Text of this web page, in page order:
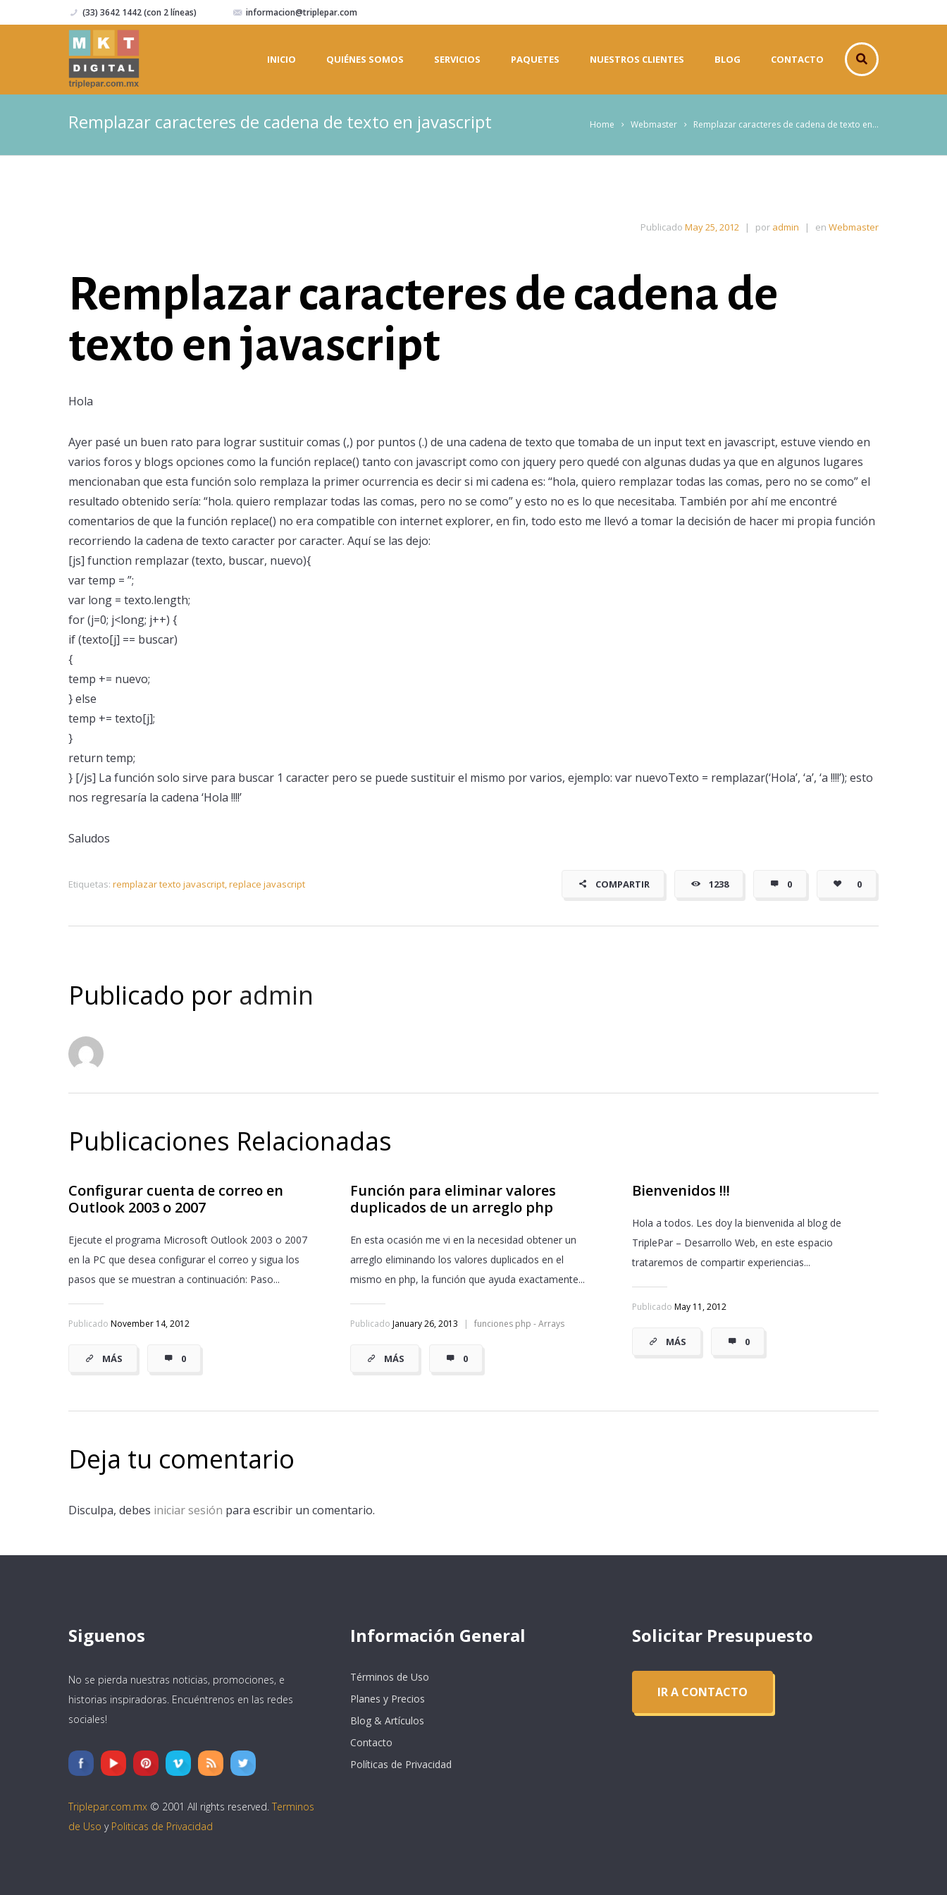
(33) 3642 1442 (con 2 líneas) informacion@triplepar.com
INICIO QUIÉNES SOMOS SERVICIOS PAQUETES NUESTROS CLIENTES BLOG CONTACTO
Home Webmaster Remplazar caracteres de cadena de texto en...
Remplazar caracteres de cadena de texto en javascript
Publicado May 25, 2012 | por admin | en Webmaster
Remplazar caracteres de cadena de
texto en javascript
Hola
Ayer pasé un buen rato para lograr sustituir comas (,) por puntos (.) de una cadena de texto que tomaba de un input text en javascript, estuve viendo en
varios foros y blogs opciones como la función replace() tanto con javascript como con jquery pero quedé con algunas dudas ya que en algunos lugares
mencionaban que esta función solo remplaza la primer ocurrencia es decir si mi cadena es: “hola, quiero remplazar todas las comas, pero no se como” el
resultado obtenido sería: “hola. quiero remplazar todas las comas, pero no se como” y esto no es lo que necesitaba. También por ahí me encontré
comentarios de que la función replace() no era compatible con internet explorer, en fin, todo esto me llevó a tomar la decisión de hacer mi propia función
recorriendo la cadena de texto caracter por caracter. Aquí se las dejo:
[js] function remplazar (texto, buscar, nuevo){
var temp = ”;
var long = texto.length;
for (j=0; j<long; j++) {
if (texto[j] == buscar)
{
temp += nuevo;
} else
temp += texto[j];
}
return temp;
} [/js] La función solo sirve para buscar 1 caracter pero se puede sustituir el mismo por varios, ejemplo: var nuevoTexto = remplazar(‘Hola’, ‘a’, ‘a !!!!’); esto
nos regresaría la cadena ‘Hola !!!!’
Saludos
COMPARTIR 1238 0 0
Etiquetas: remplazar texto javascript,replace javascript
Publicado por admin
Publicaciones Relacionadas
Configurar cuenta de correo en
Outlook 2003 o 2007
Ejecute el programa Microsoft Outlook 2003 o 2007
en la PC que desea configurar el correo y sigua los
pasos que se muestran a continuación: Paso...
Publicado November 14, 2012
MÁS 0
Función para eliminar valores
duplicados de un arreglo php
En esta ocasión me vi en la necesidad obtener un
arreglo eliminando los valores duplicados en el
mismo en php, la función que ayuda exactamente...
Publicado January 26, 2013 | funciones php - Arrays
MÁS 0
Bienvenidos !!!
Hola a todos. Les doy la bienvenida al blog de
TriplePar – Desarrollo Web, en este espacio
trataremos de compartir experiencias...
Publicado May 11, 2012
MÁS 0
Deja tu comentario
Disculpa, debes iniciar sesión para escribir un comentario.
Siguenos
No se pierda nuestras noticias, promociones, e
historias inspiradoras. Encuéntrenos en las redes
sociales!
Triplepar.com.mx © 2001 All rights reserved. Terminos
de Uso y Politicas de Privacidad
Información General
Términos de Uso
Planes y Precios
Blog & Artículos
Contacto
Políticas de Privacidad
Solicitar Presupuesto
IR A CONTACTO